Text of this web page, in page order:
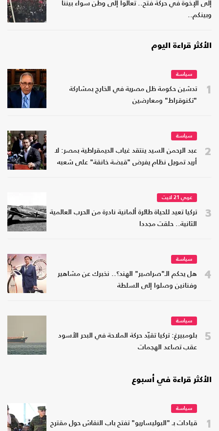
إلى الإخوة في حركة فتح.. تعالوا إلى وطن سواء بيننا
وبينكم..
الأكثر قراءة اليوم
1
سياسة
تدشين حكومة ظل مصرية في الخارج بمشاركة
"تكنوقراط" ومعارضين
2
سياسة
عبد الرحمن السيد ينتقد غياب الديمقراطية بمصر: لا
أريد تمويل نظام يفرض "قبضة خانقة" على شعبه
3
عربي 21 لايت
تركيا تعيد للحياة طائرة ألمانية نادرة من الحرب العالمية
الثانية.. حلقت مجددا
4
سياسة
هل يحكم الـ"صراصير" الهند؟.. نخبرك عن مشاهير
وفنانين وصلوا إلى السلطة
5
سياسة
بلومبيرغ: تركيا تقيّد حركة الملاحة في البحر الأسود
عقب تصاعد الهجمات
الأكثر قراءة في أسبوع
1
سياسة
قيادات بـ "البوليساريو" تفتح باب النقاش حول مقترح